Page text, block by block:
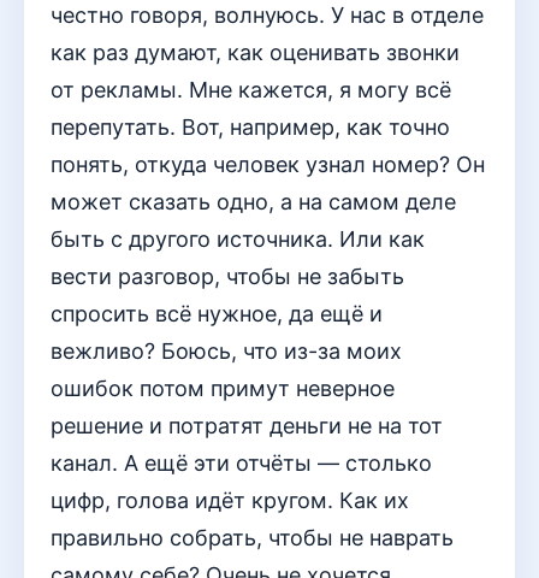
честно говоря, волнуюсь. У нас в отделе
как раз думают, как оценивать звонки
от рекламы. Мне кажется, я могу всё
перепутать. Вот, например, как точно
понять, откуда человек узнал номер? Он
может сказать одно, а на самом деле
быть с другого источника. Или как
вести разговор, чтобы не забыть
спросить всё нужное, да ещё и
вежливо? Боюсь, что из-за моих
ошибок потом примут неверное
решение и потратят деньги не на тот
канал. А ещё эти отчёты — столько
цифр, голова идёт кругом. Как их
правильно собрать, чтобы не наврать